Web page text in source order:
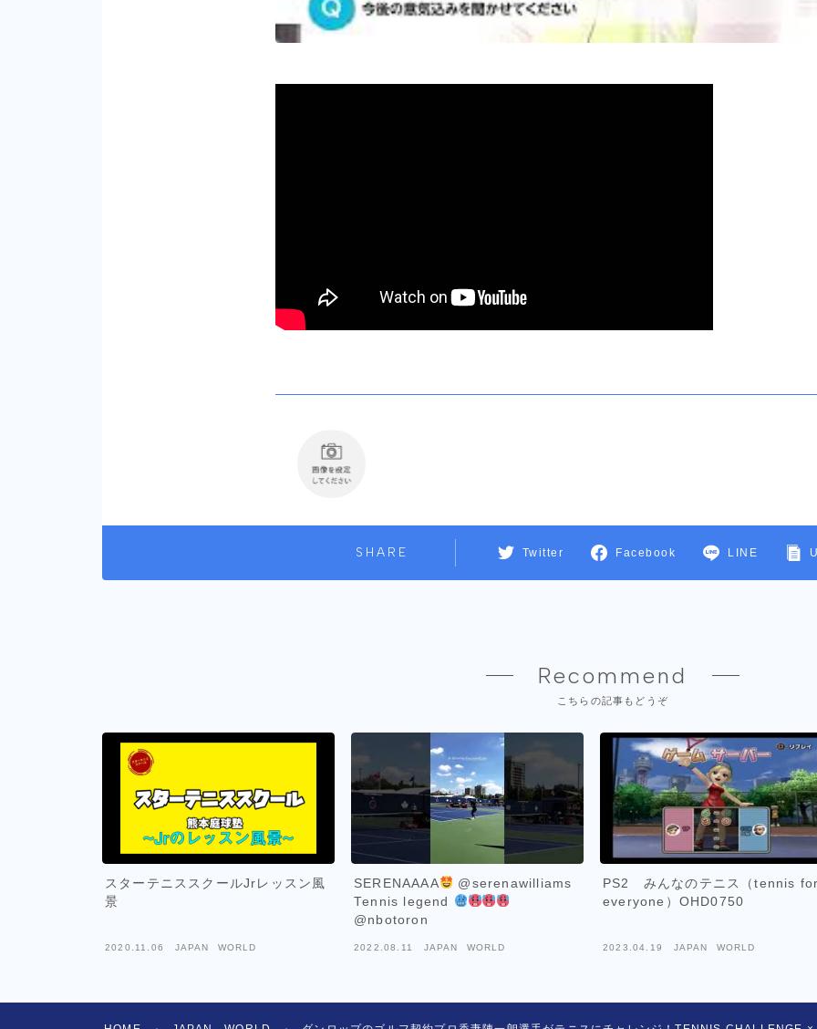
SHARE Twitter Facebook LINE
Recommend
こちらの記事もどうぞ
スターテニススクールJrレッスン風
景
2020.11.06 JAPAN WORLD
SERENAAAA
@serenawilliams
Tennis legend
@nbotoron
2022.08.11 JAPAN WORLD
PS2 みんなのテニス（tennis for
everyone）OHD0750
2023.04.19 JAPAN WORLD